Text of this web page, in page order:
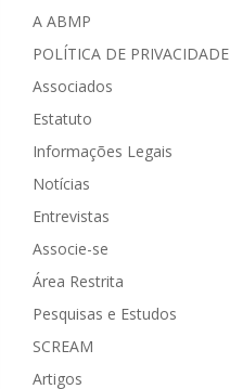
A ABMP
POLÍTICA DE PRIVACIDADE
Associados
Estatuto
Informações Legais
Notícias
Entrevistas
Associe-se
Área Restrita
Pesquisas e Estudos
SCREAM
Artigos